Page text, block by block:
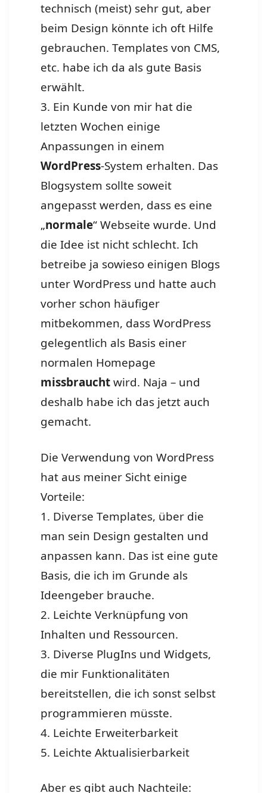
technisch (meist) sehr gut, aber
beim Design könnte ich oft Hilfe
gebrauchen. Templates von CMS,
etc. habe ich da als gute Basis
erwählt.
3. Ein Kunde von mir hat die
letzten Wochen einige
Anpassungen in einem
WordPress-System erhalten. Das
Blogsystem sollte soweit
angepasst werden, dass es eine
„normale“ Webseite wurde. Und
die Idee ist nicht schlecht. Ich
betreibe ja sowieso einigen Blogs
unter WordPress und hatte auch
vorher schon häufiger
mitbekommen, dass WordPress
gelegentlich als Basis einer
normalen Homepage
missbrauchtwird. Naja – und
deshalb habe ich das jetzt auch
gemacht.
Die Verwendung von WordPress
hat aus meiner Sicht einige
Vorteile:
1. Diverse Templates, über die
man sein Design gestalten und
anpassen kann. Das ist eine gute
Basis, die ich im Grunde als
Ideengeber brauche.
2. Leichte Verknüpfung von
Inhalten und Ressourcen.
3. Diverse PlugIns und Widgets,
die mir Funktionalitäten
bereitstellen, die ich sonst selbst
programmieren müsste.
4. Leichte Erweiterbarkeit
5. Leichte Aktualisierbarkeit
Aber es gibt auch Nachteile: